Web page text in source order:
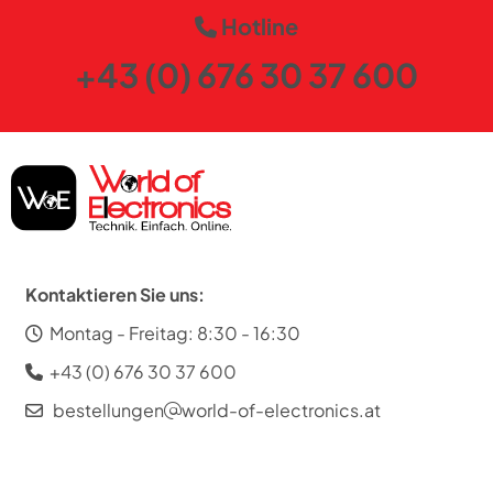
Hotline
+43 (0) 676 30 37 600
Kontaktieren Sie uns:
Montag - Freitag: 8:30 - 16:30
+43 (0) 676 30 37 600
bestellungen
world-of-electronics.at